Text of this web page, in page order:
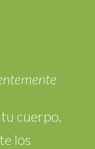
cuerpo.
los